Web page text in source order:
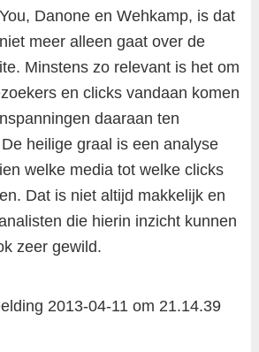
Danone en Wehkamp, is dat
meer alleen gaat over de
Minstens zo relevant is het om
en clicks vandaan komen
daaraan ten
heilige graal is een analyse
welke media tot welke clicks
Dat is niet altijd makkelijk en
die hierin inzicht kunnen
zeer gewild.